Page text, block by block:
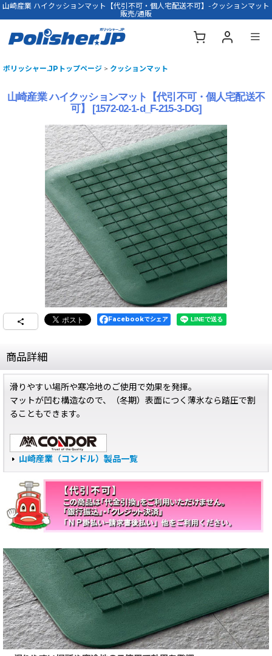
山崎産業 ハイクッションマット【代引不可・個人宅配送不可】-クッションマット
販売/通販
ポリッシャー.JPトップページ > クッションマット
山崎産業 ハイクッションマット【代引不可・個人宅配送不
可】
[1572-02-1-d_F-215-3-DG]
Facebookでシェア
商品詳細
滑りやすい場所や寒冷地のご使用で効果を発揮。
マットが凹む構造なので、（冬期）表面につく薄氷なら踏圧で割
ることもできます。
山崎産業（コンドル）製品一覧